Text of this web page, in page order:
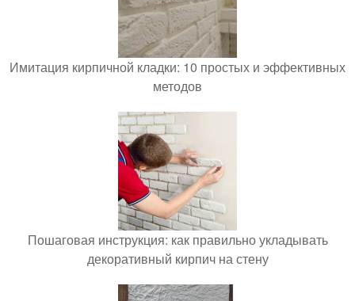
Имитация кирпичной кладки: 10 простых и эффективных
методов
Пошаговая инструкция: как правильно укладывать
декоративный кирпич на стену